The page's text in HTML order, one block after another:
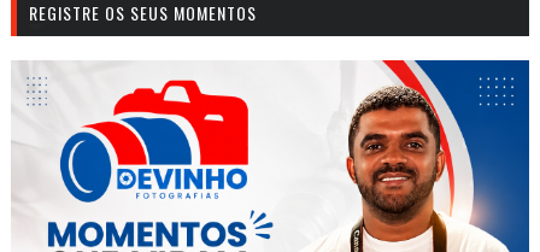
REGISTRE OS SEUS MOMENTOS